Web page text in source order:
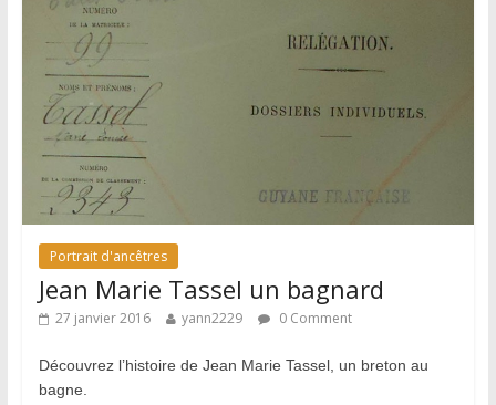
Portrait d'ancêtres
Jean Marie Tassel un bagnard
27 janvier 2016 yann2229 0 Comment
Découvrez l’histoire de Jean Marie Tassel, un breton au
bagne.